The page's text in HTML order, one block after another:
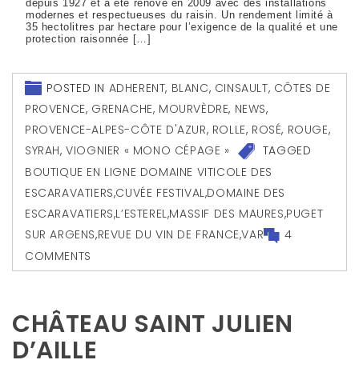
depuis 1927 et a été rénové en 2009 avec des installations
modernes et respectueuses du raisin. Un rendement limité à
35 hectolitres par hectare pour l’exigence de la qualité et une
protection raisonnée […]
POSTED IN ADHERENT, BLANC, CINSAULT, CÔTES DE
PROVENCE, GRENACHE, MOURVÈDRE, NEWS,
PROVENCE-ALPES-CÔTE D'AZUR, ROLLE, ROSÉ, ROUGE,
SYRAH,VIOGNIER « MONO CÉPAGE »
TAGGED
BOUTIQUE EN LIGNE DOMAINE VITICOLE DES
ESCARAVATIERS,CUVÉE FESTIVAL,DOMAINE DES
ESCARAVATIERS,L’ESTEREL,MASSIF DES MAURES,PUGET
SUR ARGENS,REVUE DU VIN DE FRANCE,VAR
4
COMMENTS
CHÂTEAU SAINT JULIEN
D’AILLE